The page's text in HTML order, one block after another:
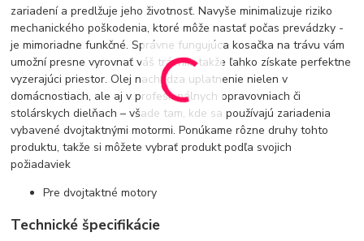
zariadení a predlžuje jeho životnosť. Navyše minimalizuje riziko
mechanického poškodenia, ktoré môže nastať počas prevádzky -
je mimoriadne funkčné. Správne fungujúca kosačka na trávu vám
umožní presne vyrovnať váš trávnik, takže ľahko získate perfektne
vyzerajúci priestor. Olej nachádza uplatnenie nielen v
domácnostiach, ale aj v profesionálnych opravovniach či
stolárskych dielňach – všade tam, kde sa používajú zariadenia
vybavené dvojtaktnými motormi. Ponúkame rôzne druhy tohto
produktu, takže si môžete vybrať produkt podľa svojich
požiadaviek
Pre dvojtaktné motory
Technické špecifikácie